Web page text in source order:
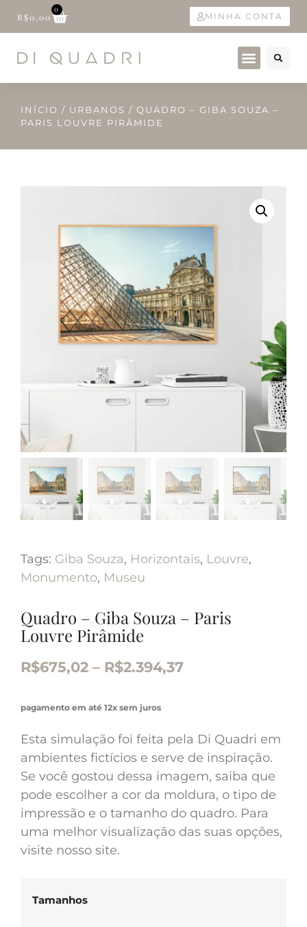
R$0,00
0
MINHA CONTA
INÍCIO / URBANOS / QUADRO – GIBA SOUZA –
PARIS LOUVRE PIRÂMIDE
Tags: Giba Souza, Horizontais, Louvre,
Monumento, Museu
Quadro – Giba Souza – Paris
Louvre Pirâmide
R$675,02 – R$2.394,37
pagamento em até 12x sem juros
Esta simulação foi feita pela Di Quadri em
ambientes fictícios e serve de inspiração.
Se você gostou dessa imagem, saiba que
pode escolher a cor da moldura, o tipo de
impressão e o tamanho do quadro. Para
uma melhor visualização das suas opções,
visite nosso site.
Tamanhos